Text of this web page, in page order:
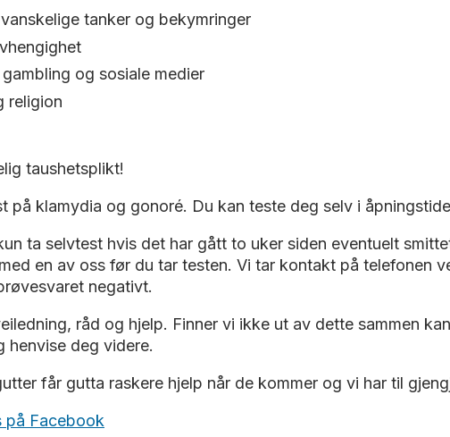
tanker og bekymringer
og sosiale medier
religion
taushetsplikt!
på klamydia og gonoré. Du kan teste deg selv i
ta selvtest hvis det har gått to uker siden eventuelt
en av oss før du tar testen. Vi tar kontakt på telefonen
negativt.
råd og hjelp. Finner vi ikke ut av dette sammen
henvise deg videre.
får gutta raskere hjelp når de kommer og vi har til
på Facebook